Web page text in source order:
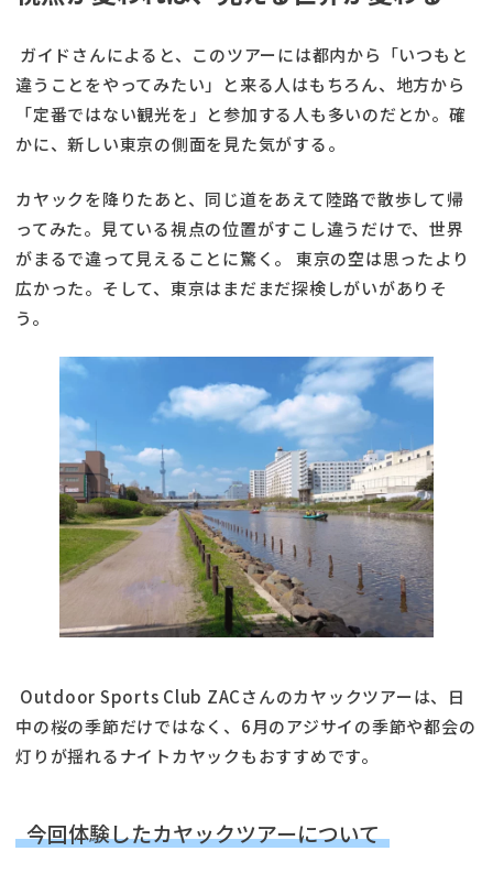
ガイドさんによると、このツアーには都内から「いつもと
違うことをやってみたい」と来る人はもちろん、地方から
「定番ではない観光を」と参加する人も多いのだとか。確
かに、新しい東京の側面を見た気がする。
カヤックを降りたあと、同じ道をあえて陸路で散歩して帰
ってみた。見ている視点の位置がすこし違うだけで、世界
がまるで違って見えることに驚く。 東京の空は思ったより
広かった。そして、東京はまだまだ探検しがいがありそ
う。
Outdoor Sports Club ZACさんのカヤックツアーは、日
中の桜の季節だけではなく、6月のアジサイの季節や都会の
灯りが揺れるナイトカヤックもおすすめです。
今回体験したカヤックツアーについて